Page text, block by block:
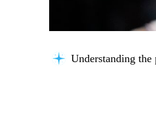
Understanding the